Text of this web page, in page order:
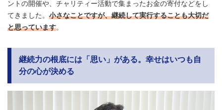
ントの開催や、チャリティー活動で集まったお金の寄付などをし
てきました。 小さなことですが、継続して実行することも大切だ
と思っています。
継続力の根底には「思い」がある。幸せはいつも自
分の心が決める